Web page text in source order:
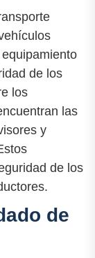
de los
los
las
y
de los
de